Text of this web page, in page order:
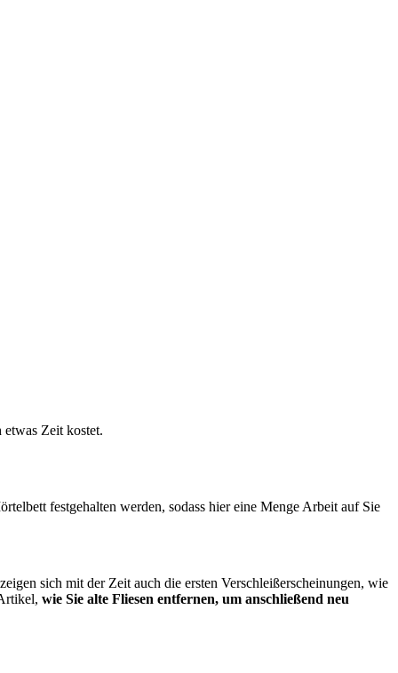
etwas Zeit kostet.
festgehalten werden, sodass hier eine Menge Arbeit auf Sie
sich mit der Zeit auch die ersten Verschleißerscheinungen, wie
wie Sie alte Fliesen entfernen, um anschließend neu